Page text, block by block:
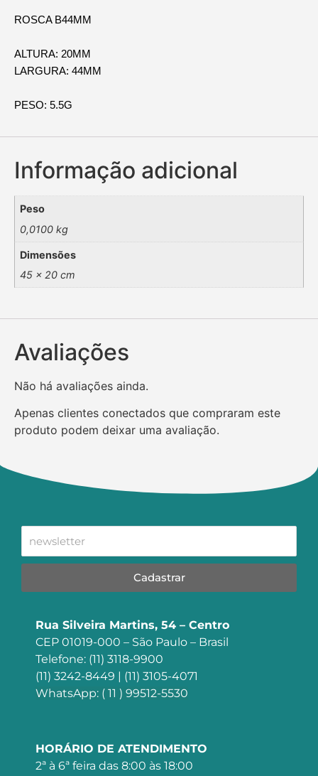
ROSCA B44MM
ALTURA: 20MM
LARGURA: 44MM
PESO: 5.5G
Informação adicional
Peso
0,0100 kg
Dimensões
45 × 20 cm
Avaliações
Não há avaliações ainda.
Apenas clientes conectados que compraram este
produto podem deixar uma avaliação.
Cadastrar
Rua Silveira Martins, 54 – Centro
CEP 01019-000 – São Paulo – Brasil
Telefone: (11) 3118-9900
(11) 3242-8449 | (11) 3105-4071
WhatsApp: ( 11 ) 99512-5530
HORÁRIO DE ATENDIMENTO
2ª à 6ª feira das 8:00 às 18:00